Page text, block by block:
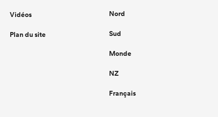
Vidéos
Plan du site
Nord
Sud
Monde
NZ
Français